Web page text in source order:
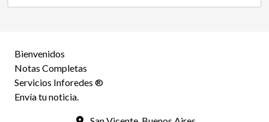
Bienvenidos
Notas Completas
Servicios Inforedes ®
Envía tu noticia.